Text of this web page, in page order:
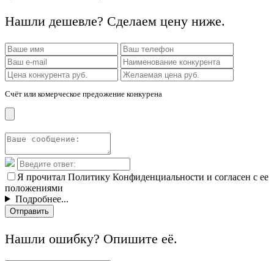
Нашли дешевле? Сделаем цену ниже.
Счёт или комерческое предожение конкурена
Я прочитал Политику Конфиденциальности и согласен с ее
положениями
Подробнее...
Отправить
Нашли ошибку? Опишите её.